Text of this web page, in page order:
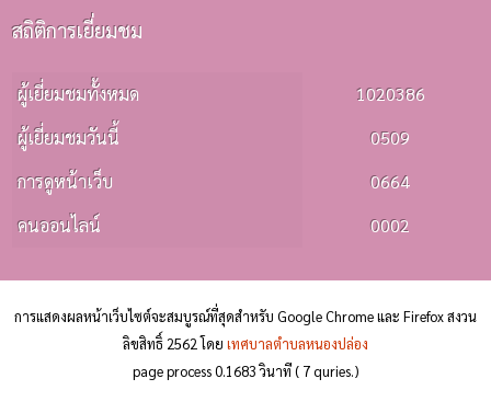
สถิติการเยี่ยมชม
ผู้เยี่ยมชมทั้งหมด
1020386
ผู้เยี่ยมชมวันนี้
0509
การดูหน้าเว็บ
0664
คนออนไลน์
0002
การแสดงผลหน้าเว็บไซต์จะสมบูรณ์ที่สุดสำหรับ Google Chrome และ Firefox สงวน
ลิขสิทธิ์ 2562 โดย เทศบาลตำบลหนองปล่อง
page process0.1683วินาที ( 7quries.)